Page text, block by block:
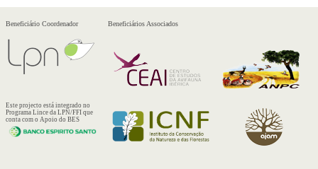
Beneficiário Coordenador Beneficiários Associados
Este projecto está integrado no
Programa Lince da LPN/FFI que
conta com o Apoio do BES